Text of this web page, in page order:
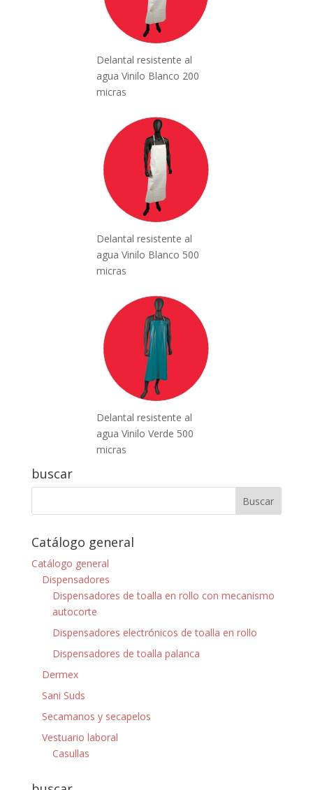
Delantal resistente al
agua Vinilo Blanco 200
micras
Delantal resistente al
agua Vinilo Blanco 500
micras
Delantal resistente al
agua Vinilo Verde 500
micras
buscar
Catálogo general
Catálogo general
Dispensadores
Dispensadores de toalla en rollo con mecanismo
autocorte
Dispensadores electrónicos de toalla en rollo
Dispensadores de toalla palanca
Dermex
Sani Suds
Secamanos y secapelos
Vestuario laboral
Casullas